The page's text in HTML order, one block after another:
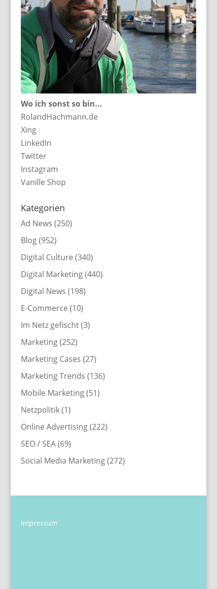
Wo ich sonst so bin...
RolandHachmann.de
Xing
LinkedIn
Twitter
Instagram
Vanille Shop
Kategorien
Ad News (250)
Blog(952)
Digital Culture (340)
Digital Marketing(440)
Digital News (198)
E-Commerce (10)
Im Netz gefischt(3)
Marketing(252)
Marketing Cases (27)
Marketing Trends (136)
Mobile Marketing(51)
Netzpolitik(1)
Online Advertising(222)
SEO / SEA(69)
Social Media Marketing(272)
Impressum